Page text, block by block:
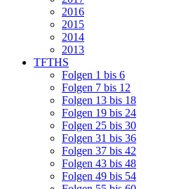
2016
2015
2014
2013
TFTHS
Folgen 1 bis 6
Folgen 7 bis 12
Folgen 13 bis 18
Folgen 19 bis 24
Folgen 25 bis 30
Folgen 31 bis 36
Folgen 37 bis 42
Folgen 43 bis 48
Folgen 49 bis 54